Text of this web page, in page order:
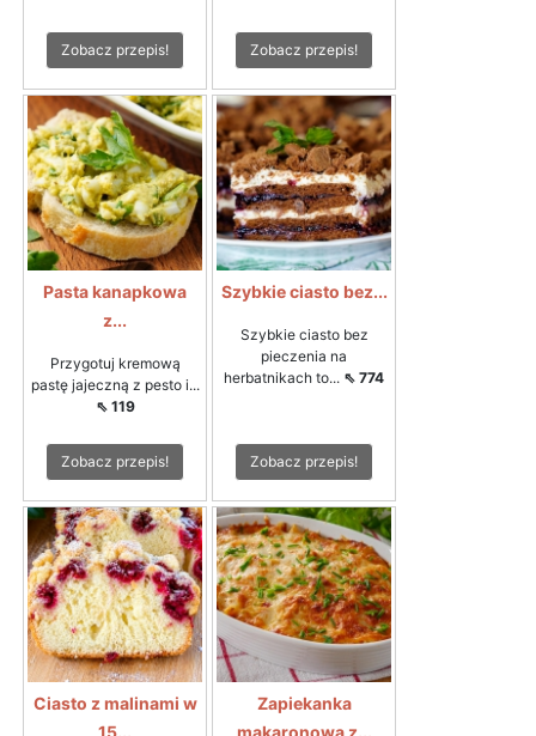
Zobacz przepis! Zobacz przepis!
Pasta kanapkowa
z...
Przygotuj kremową
pastę jajeczną z pesto i...
⇖ 119
Zobacz przepis!
Szybkie ciasto bez...
Szybkie ciasto bez
pieczenia na
herbatnikach to... ⇖ 774
Zobacz przepis!
Ciasto z malinami w
Zapiekanka